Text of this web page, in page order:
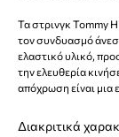
Τα στρινγκ Tommy
τον συνδυασμό
ελαστικό υλικό,
την ελευθερία
απόχρωση είναι μια
Διακριτικά